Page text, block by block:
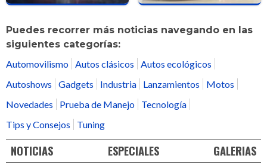
Puedes recorrer más noticias navegando en las
siguientes categorías:
Automovilismo
Autos clásicos
Autos ecológicos
Autoshows
Gadgets Industria Lanzamientos
Motos
Novedades
Prueba de Manejo
Tecnología
Tips y Consejos
Tuning
NOTICIAS ESPECIALES GALERIAS